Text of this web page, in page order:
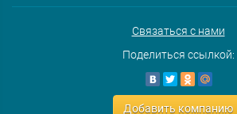
Связаться с нами
Поделиться ссылкой:
Добавить компанию